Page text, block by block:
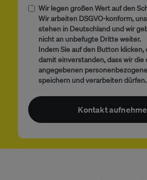
Wir legen großen Wert auf den
Wir arbeiten DSGVO-konform,
stehen in Deutschland und wir
nicht an unbefugte Dritte weiter.
Indem Sie auf den Button klicken,
damit einverstanden, dass wir die
angegebenen
speichern und verarbeiten dürfen.